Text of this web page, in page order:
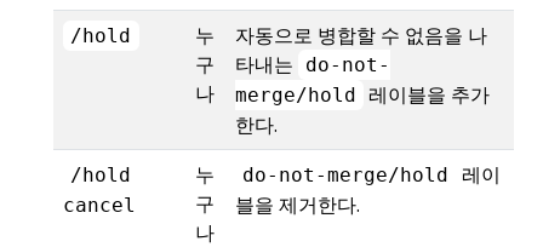
/hold
누
구
나
자동으로 병합할 수 없음을 나
타내는
do-not-
merge/hold
레이블을 추가
한다.
/hold
cancel
누
구
나
do-not-merge/hold
레이
블을 제거한다.